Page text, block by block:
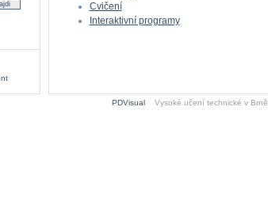
Cvičení
Interaktivní programy
PDVisual Vysoké učení technické v Brně